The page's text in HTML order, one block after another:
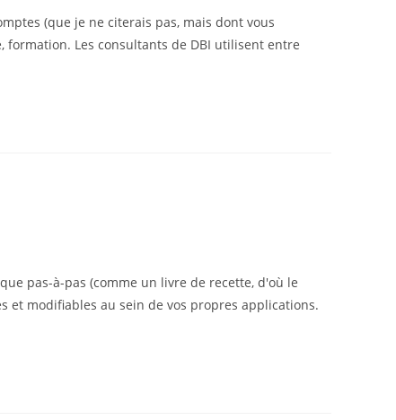
(que je ne citerais pas, mais dont vous
Les consultants de DBI utilisent entre
pas-à-pas (comme un livre de recette, d'où le
et modifiables au sein de vos propres applications.